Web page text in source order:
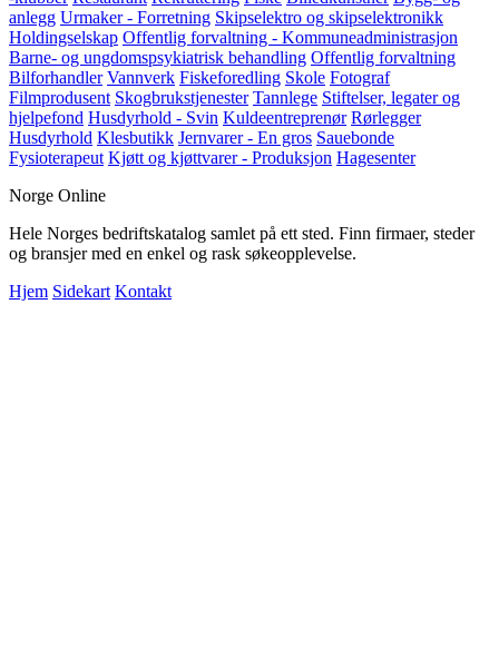
anlegg Urmaker - Forretning Skipselektro og skipselektronikk
Holdingselskap Offentlig forvaltning - Kommuneadministrasjon
Barne- og ungdomspsykiatrisk behandling Offentlig forvaltning
Bilforhandler Vannverk Fiskeforedling Skole Fotograf
Filmprodusent Skogbrukstjenester Tannlege Stiftelser, legater og
hjelpefond Husdyrhold - Svin Kuldeentreprenør Rørlegger
Husdyrhold Klesbutikk Jernvarer - En gros Sauebonde
Fysioterapeut Kjøtt og kjøttvarer - Produksjon Hagesenter
Norge Online
Hele Norges bedriftskatalog samlet på ett sted. Finn firmaer, steder
og bransjer med en enkel og rask søkeopplevelse.
Hjem Sidekart Kontakt